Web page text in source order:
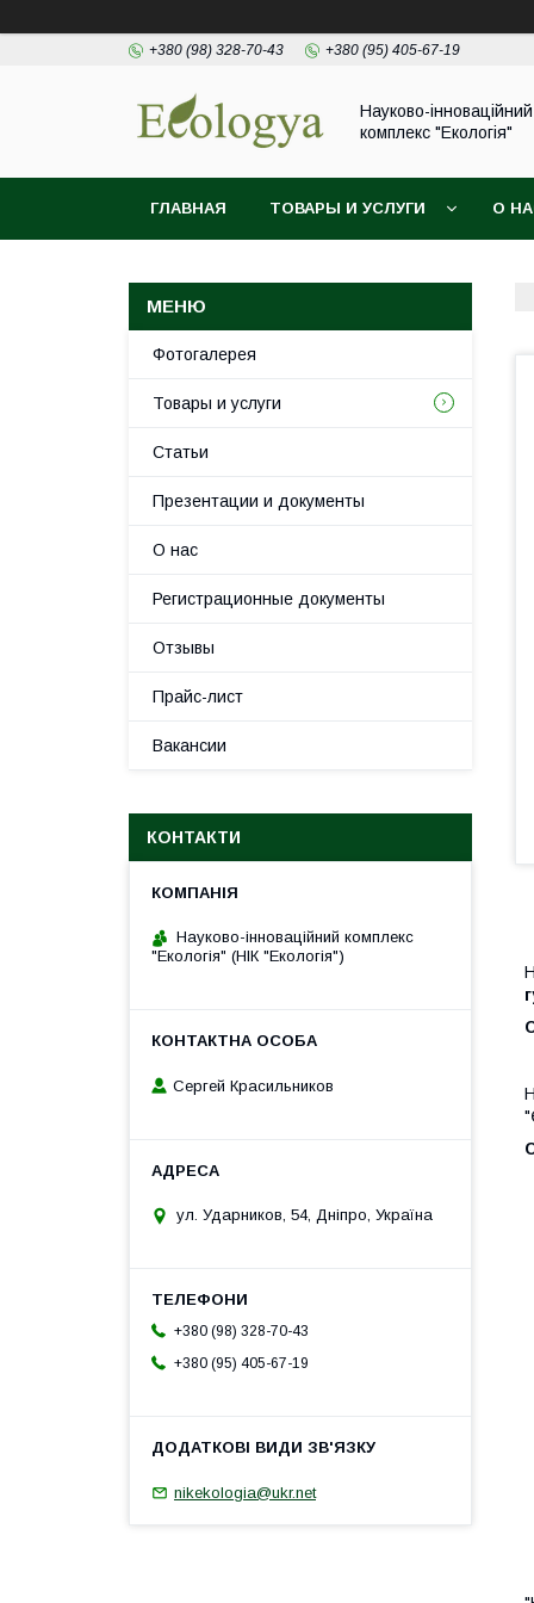
+380 (98) 328-70-43 +380 (95) 405-67-19
Науково-інноваційний
комплекс "Екологія"
ГЛАВНАЯ ТОВАРЫ И УСЛУГИ О
Фотогалерея
Товары и услуги
Статьи
Презентации и документы
О нас
Регистрационные документы
Отзывы
Прайс-лист
Вакансии
КОНТАКТИ
Науково-інноваційний комплекс
"Екологія" (НІК "Екологія")
Сергей Красильников
ул. Ударников, 54, Дніпро, Україна
+380 (98) 328-70-43
+380 (95) 405-67-19
nikekologia@ukr.net